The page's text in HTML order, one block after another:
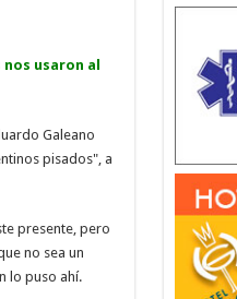
usaron al
Galeano
pisados", a
presente, pero
no sea un
lo puso ahí.